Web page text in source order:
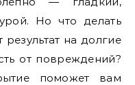
Но что делать
на долгие
от повреждений?
поможет вам